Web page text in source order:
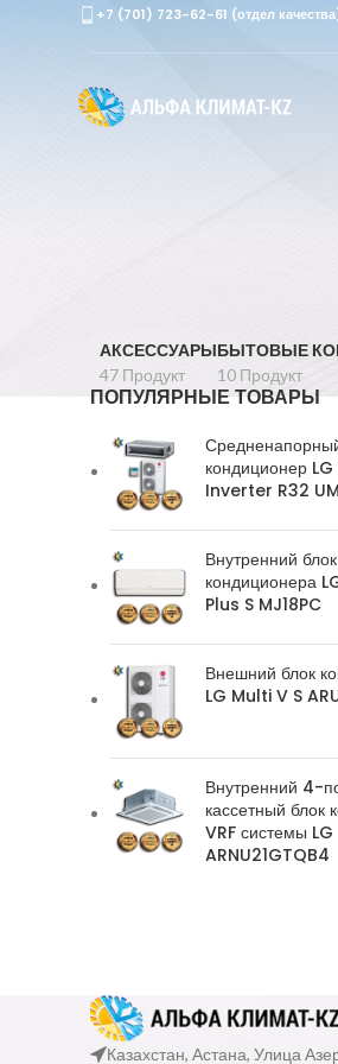
+7 (701) 723-62-61 (отдел
АКСЕССУАРЫ
47 Продукт
БЫТОВЫЕ
10 Продукт
ПОПУЛЯРНЫЕ ТОВАРЫ
кондиционер
Inverter R32
Внутренний блок
кондиционера
Plus S MJ18PC
Внешний блок
LG Multi V S
Внутренний 4-
кассетный блок
VRF системы LG
ARNU21GTQB4
Казахстан, Астана, Улица